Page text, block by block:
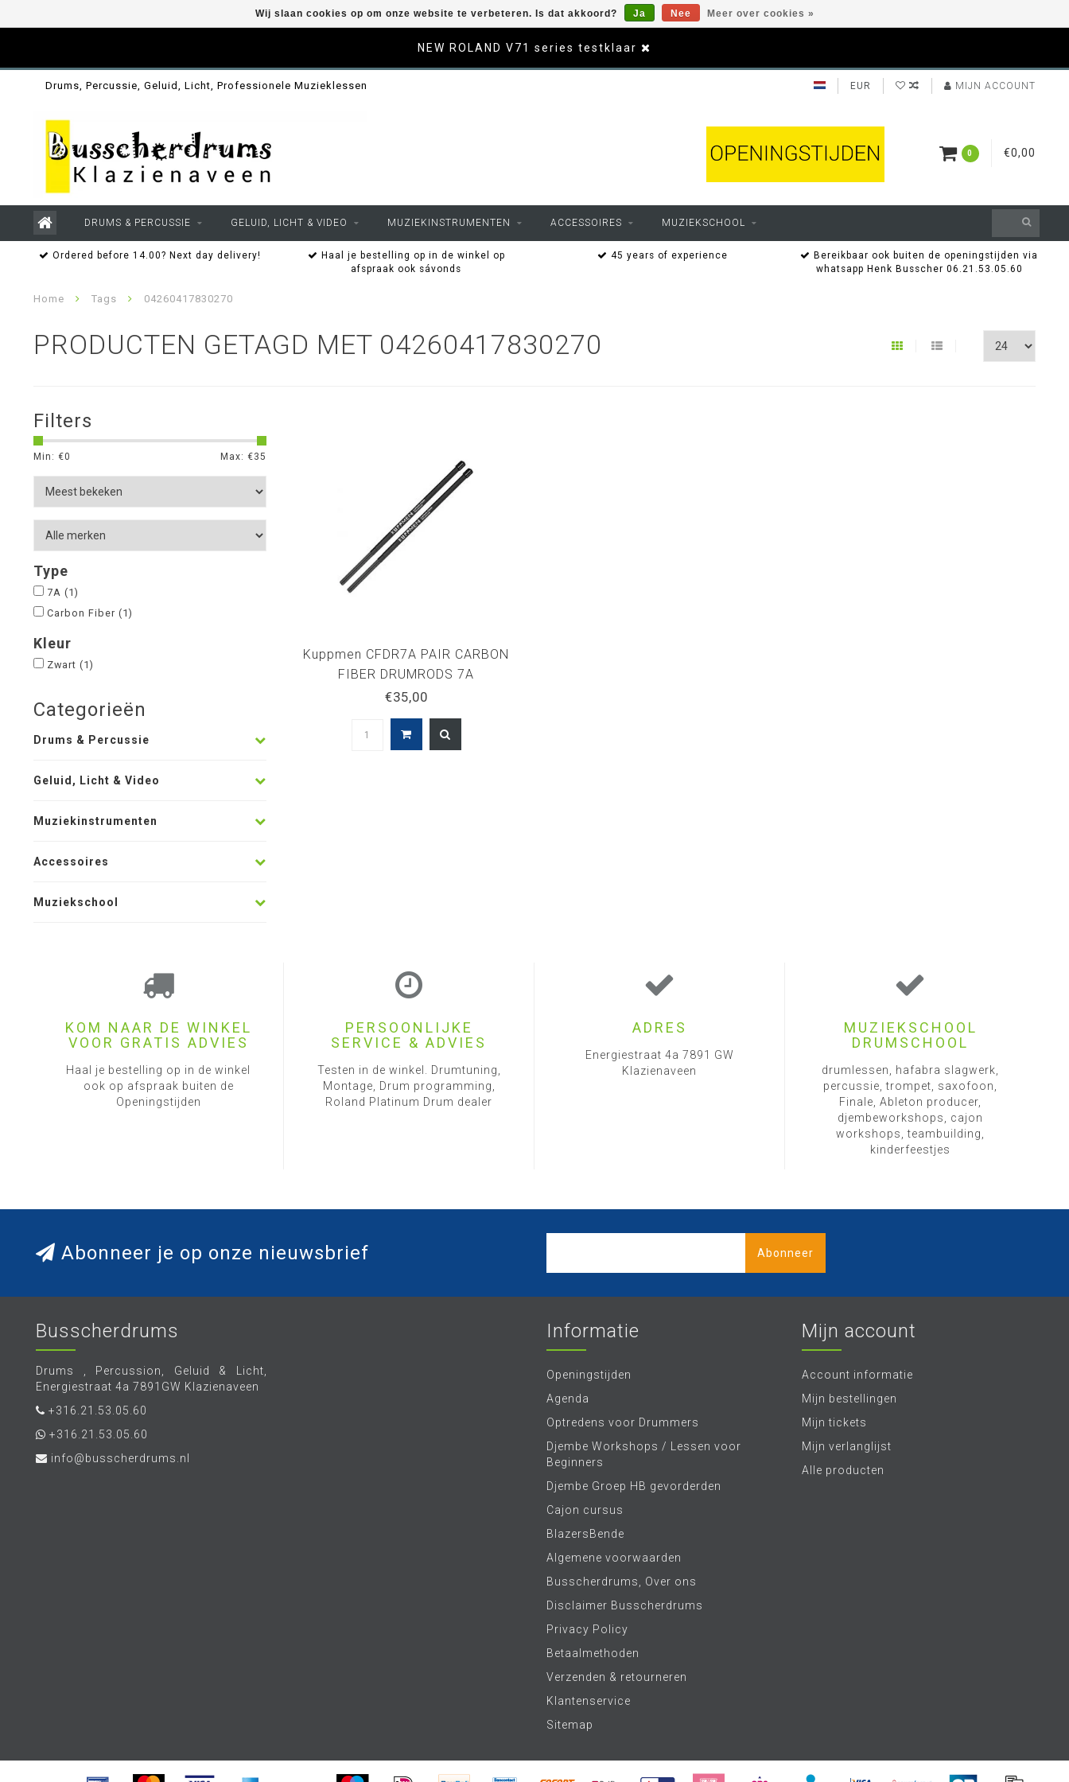
NEW ROLAND V71 series testklaar
Drums, Percussie, Geluid, Licht, Professionele Muzieklessen EUR MIJN ACCOUNT
0 €0,00
DRUMS & PERCUSSIE GELUID, LICHT & VIDEO MUZIEKINSTRUMENTEN ACCESSOIRES MUZIEKSCHOOL
Ordered before 14.00? Next day delivery!
Haal je bestelling op in de winkel op
afspraak ook sávonds
45 years of experience
Bereikbaar ook buiten de openingstijden via
whatsapp Henk Busscher 06.21.53.05.60
Home Tags 04260417830270
PRODUCTEN GETAGD MET 04260417830270
Filters
Min: €0 Max: €35
Type
7A (1)
Carbon Fiber (1)
Kleur
Zwart (1)
Categorieën
Drums & Percussie
Geluid, Licht & Video
Muziekinstrumenten
Accessoires
Muziekschool
Kuppmen CFDR7A PAIR CARBON
FIBER DRUMRODS 7A
€35,00
Wij slaan cookies op om onze website te verbeteren. Is dat akkoord? Ja Nee Meer over cookies »
KOM NAAR DE WINKEL
VOOR GRATIS ADVIES
Haal je bestelling op in de winkel
ook op afspraak buiten de
Openingstijden
PERSOONLIJKE
SERVICE & ADVIES
Testen in de winkel. Drumtuning,
Montage, Drum programming,
Roland Platinum Drum dealer
ADRES
Energiestraat 4a 7891 GW
Klazienaveen
MUZIEKSCHOOL
DRUMSCHOOL
drumlessen, hafabra slagwerk,
percussie, trompet, saxofoon,
Finale, Ableton producer,
djembeworkshops, cajon
workshops, teambuilding,
kinderfeestjes
Abonneer je op onze nieuwsbrief Abonneer
Busscherdrums
Drums , Percussion, Geluid & Licht,
Energiestraat 4a 7891GW Klazienaveen
+316.21.53.05.60
+316.21.53.05.60
info@busscherdrums.nl
Informatie
Openingstijden
Agenda
Optredens voor Drummers
Djembe Workshops / Lessen voor
Beginners
Djembe Groep HB gevorderden
Cajon cursus
BlazersBende
Algemene voorwaarden
Busscherdrums, Over ons
Disclaimer Busscherdrums
Privacy Policy
Betaalmethoden
Verzenden & retourneren
Klantenservice
Sitemap
Mijn account
Account informatie
Mijn bestellingen
Mijn tickets
Mijn verlanglijst
Alle producten